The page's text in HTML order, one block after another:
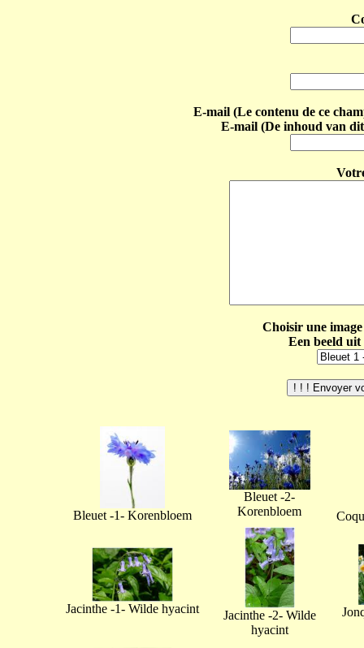
E-mail (Le contenu de ce
E-mail (De inhoud van
Choisir une
Een beeld
Bleuet -1- Korenbloem
Bleuet -2-
Korenbloem
Jacinthe -1- Wilde hyacint
Jacinthe -2- Wilde
hyacint